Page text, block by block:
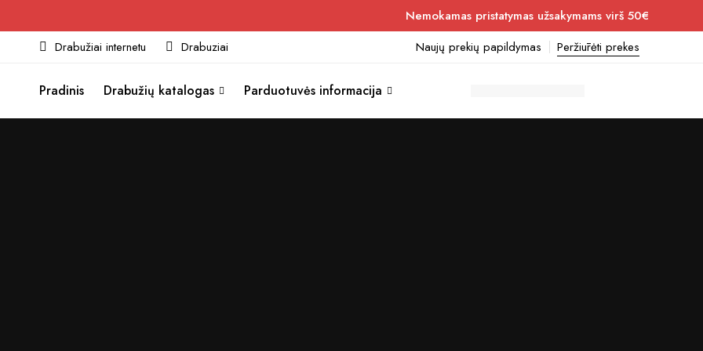
Nemokamas pristatymas užsakymams virš 50€
Drabužiai internetu
Drabuziai Naujų prekių papildymas Peržiūrėti prekes
Pradinis Drabužių katalogas Parduotuvės informacija